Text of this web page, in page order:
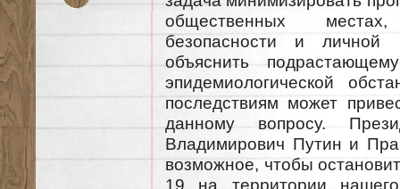
общественных
безопасности и личной
объяснить
эпидемиологической
последствиям может
данному вопросу.
Владимирович Путин и
возможное, чтобы
19 на территории